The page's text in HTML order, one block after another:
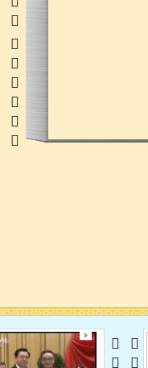
    